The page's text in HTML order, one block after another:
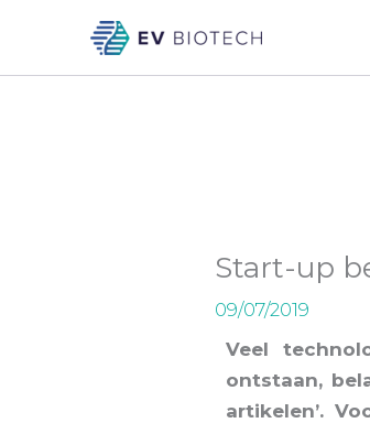
content
Start-up
09/07/2019
Veel
ontstaan,
artikelen’.